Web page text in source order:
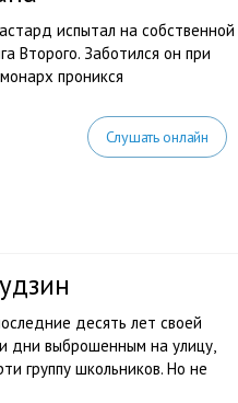
испытал на собственной
Второго. Заботился он при
проникся
Слушать онлайн
десять лет своей
дни выброшенным на улицу,
группу школьников. Но не